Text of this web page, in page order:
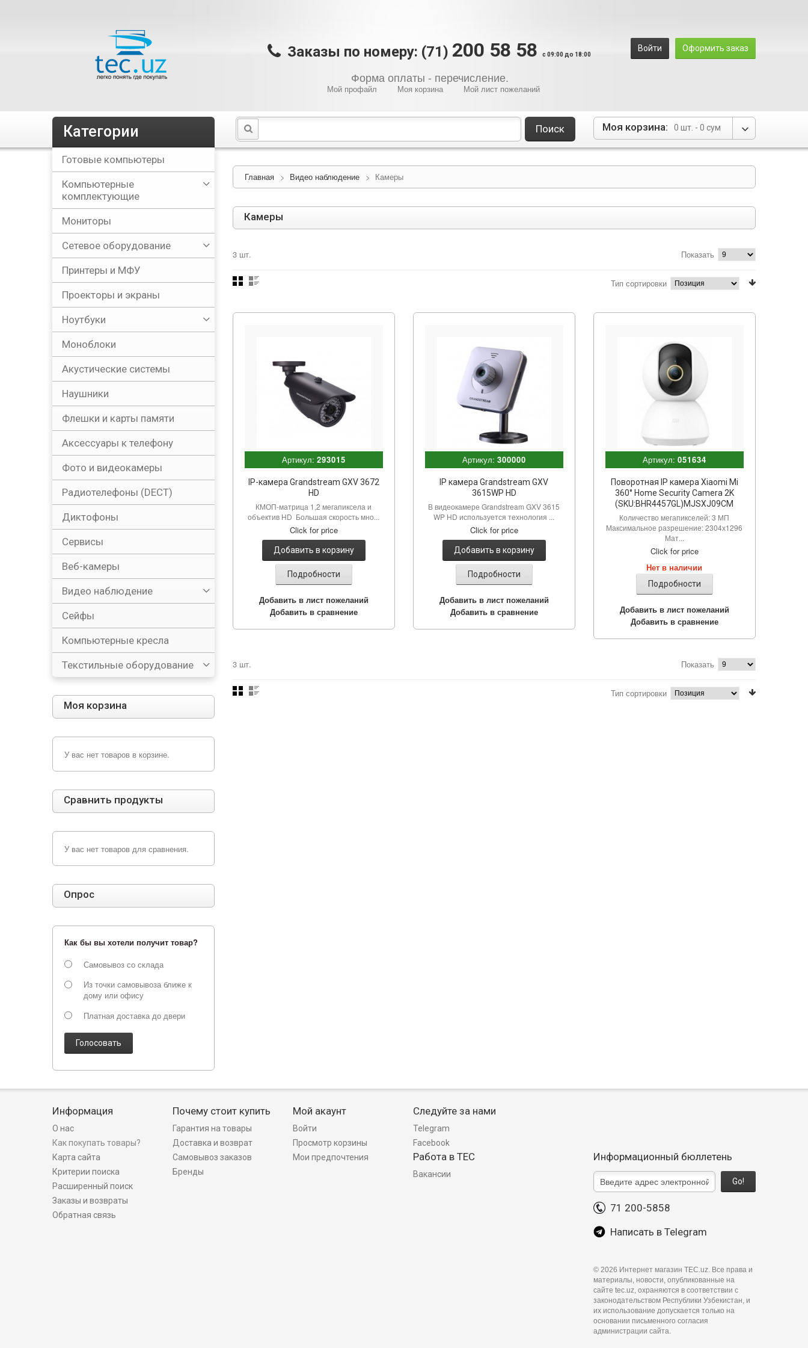
Войти Оформить заказ
Заказы по номеру: (71) 200 58 58 c 09:00 до 18:00
Форма оплаты - перечисление.
Мой профайл Моя корзина Мой лист пожеланий
Моя корзина: 0 шт. - 0 сум
Поиск
Главная > Видео наблюдение > Камеры
Камеры
3 шт. Показать
Тип сортировки
Артикул: 293015
IP-камера Grandstream GXV 3672
HD
КМОП-матрица 1,2 мегапиксела и
объектив HD Большая скорость мно...
Click for price
Добавить в корзину
Подробности
Добавить в лист пожеланий
Добавить в сравнение
Артикул: 300000
IP камера Grandstream GXV
3615WP HD
В видеокамере Grandstream GXV 3615
WP HD используется технология ...
Click for price
Добавить в корзину
Подробности
Добавить в лист пожеланий
Добавить в сравнение
Артикул: 051634
Поворотная IP камера Xiaomi Mi
360° Home Security Camera 2K
(SKU:BHR4457GL)MJSXJ09CM
Количество мегапикселей: 3 МП
Максимальное разрешение: 2304х1296
Мат...
Click for price
Нет в наличии
Подробности
Добавить в лист пожеланий
Добавить в сравнение
3 шт. Показать
Тип сортировки
Категории
Готовые компьютеры
Компьютерные
комплектующие
Мониторы
Сетевое оборудование
Принтеры и МФУ
Проекторы и экраны
Ноутбуки
Моноблоки
Акустические системы
Наушники
Флешки и карты памяти
Аксессуары к телефону
Фото и видеокамеры
Радиотелефоны (DECT)
Диктофоны
Сервисы
Веб-камеры
Видео наблюдение
Сейфы
Компьютерные кресла
Текстильные оборудование
Моя корзина
У вас нет товаров в корзине.
Сравнить продукты
У вас нет товаров для сравнения.
Опрос
Как бы вы хотели получит товар?
Самовывоз со склада
Из точки самовывоза ближе к
дому или офису
Платная доставка до двери
Голосовать
Информация
О нас
Как покупать товары?
Карта сайта
Критерии поиска
Расширенный поиск
Заказы и возвраты
Обратная связь
Почему стоит купить
Гарантия на товары
Доставка и возврат
Самовывоз заказов
Бренды
Мой акаунт
Войти
Просмотр корзины
Мои предпочтения
Следуйте за нами
Telegram
Facebook
Работа в TEC
Вакансии
Информационный бюллетень
Go!
71 200-5858
Написать в Telegram
© 2026 Интернет магазин TEC.uz. Все права и
материалы, новости, опубликованные на
сайте tec.uz, охраняются в соответствии с
законодательством Республики Узбекистан, и
их использование допускается только на
основании письменного согласия
администрации сайта.